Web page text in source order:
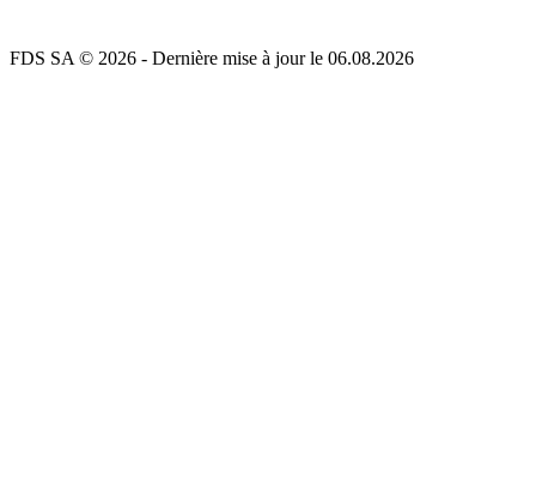
FDS SA © 2026 - Dernière mise à jour le 06.08.2026